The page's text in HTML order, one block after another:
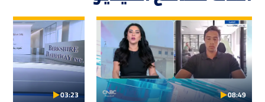
08:49
03:23